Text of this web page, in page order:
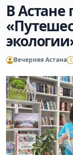
В Астане
Вечерняя Астана